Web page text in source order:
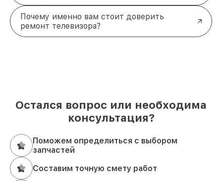
Почему именно вам стоит доверить
ремонт телевизора?
Остался вопрос или необходима
консультация?
Поможем определиться с выбором
запчастей
Составим точную смету работ